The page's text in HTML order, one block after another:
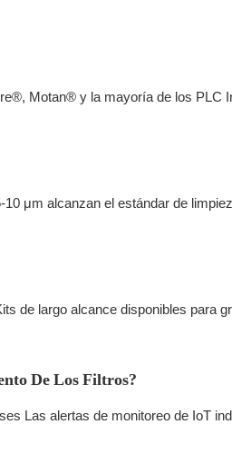
Motan® y la mayoría de los
μm alcanzan el estándar de
de largo alcance disponibles para
De Los Filtros?
Las alertas de monitoreo de IoT